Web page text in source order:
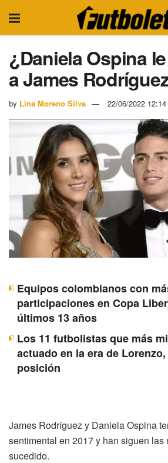
¿Daniela Ospina
a James
by Lina Moreno Silva 22/06/2022 12:14
Equipos colombianos con
participaciones en Copa
últimos 13 años
Los 11 futbolistas que más
actuado en la era de
posición
James Rodríguez y Daniela Ospina
sentimental en 2017 y han siguen
sucedido.